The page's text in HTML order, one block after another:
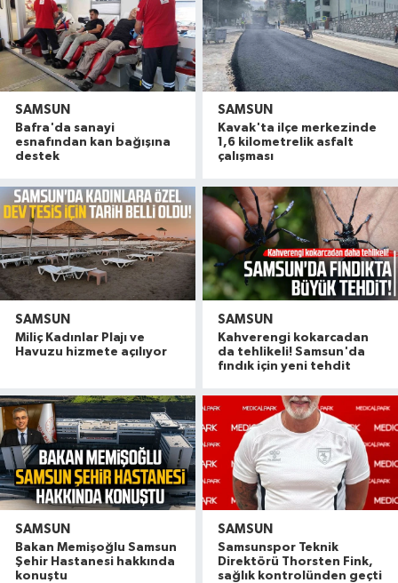
SAMSUN
Bafra'da sanayi
esnafından kan bağışına
destek
SAMSUN
Kavak'ta ilçe merkezinde
1,6 kilometrelik asfalt
çalışması
SAMSUN
Miliç Kadınlar Plajı ve
Havuzu hizmete açılıyor
SAMSUN
Kahverengi kokarcadan
da tehlikeli! Samsun'da
fındık için yeni tehdit
SAMSUN
Bakan Memişoğlu Samsun
Şehir Hastanesi hakkında
konuştu
SAMSUN
Samsunspor Teknik
Direktörü Thorsten Fink,
sağlık kontrolünden geçti